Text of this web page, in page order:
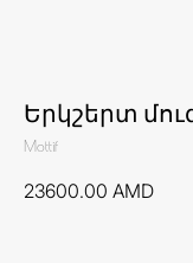
Երկշերտ
Mottif
23600.00 AMD